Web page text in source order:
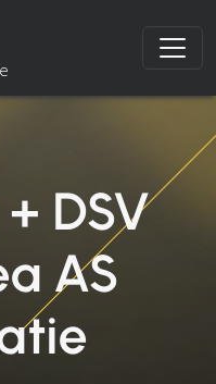
DSV
AS